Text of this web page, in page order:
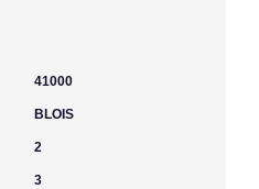
41000
BLOIS
2
3